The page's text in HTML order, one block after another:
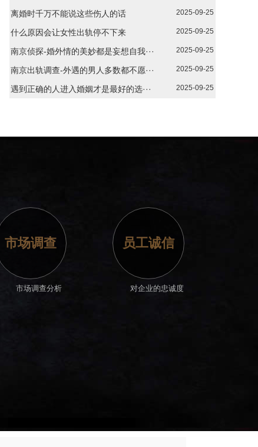
离婚时千万不能说这些伤人的话 2025-09-25
什么原因会让女性出轨停不下来 2025-09-25
南京侦探-婚外情的美妙都是妄想自我··· 2025-09-25
南京出轨调查-外遇的男人多数都不愿··· 2025-09-25
遇到正确的人进入婚姻才是最好的选··· 2025-09-25
市场调查
市场调查分析
员工诚信
对企业的忠诚度